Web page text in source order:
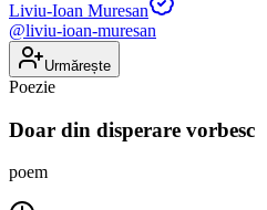
Liviu-Ioan Muresan
@liviu-ioan-muresan
Urmărește
Poezie
Doar din disperare vorbesc
poem